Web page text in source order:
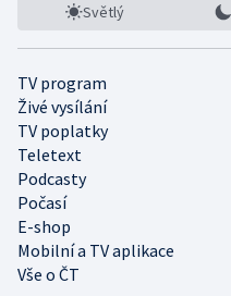
Světlý
TV program
Živé vysílání
TV poplatky
Teletext
Podcasty
Počasí
E-shop
Mobilní a TV aplikace
Vše o ČT